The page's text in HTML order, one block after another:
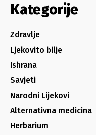
Kategorije
Zdravlje
Ljekovito bilje
Ishrana
Savjeti
Narodni Lijekovi
Alternativna medicina
Herbarium